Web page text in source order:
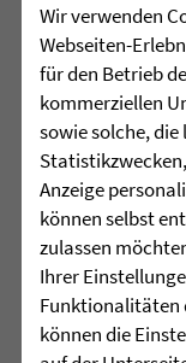
war
Eine
ganz
haben
und der
dem
...
Wir verwenden
Webseiten-
für den Betrieb
kommerziellen
sowie solche,
Anzeige
können selbst
zulassen
Ihrer
Funktionalitäten
können die